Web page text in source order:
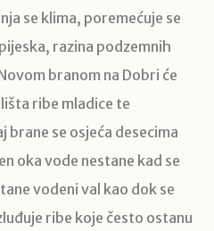
se klima, poremećuje se
razina podzemnih
branom na Dobri će
ribe mladice te
brane se osjeća desecima
oka vode nestane kad se
vodeni val kao dok se
ribe koje često ostanu